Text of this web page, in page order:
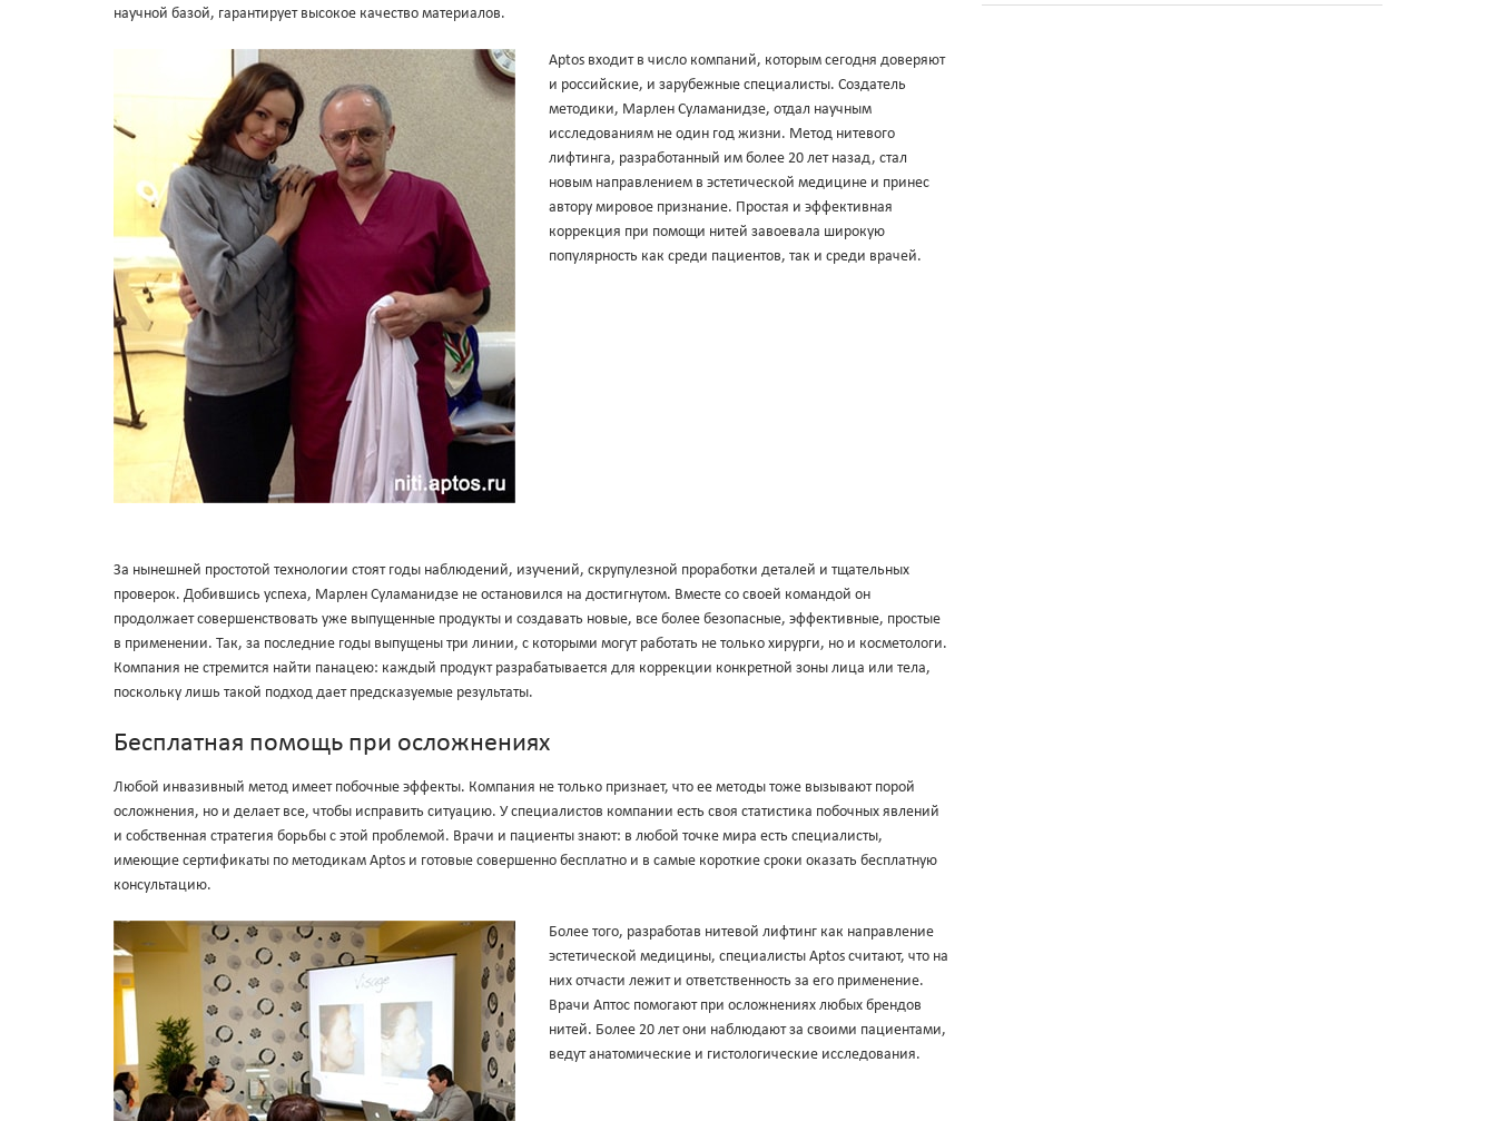
научной базой, гарантирует высокое качество материалов.
Aptos входит в число компаний, которым сегодня доверяют
и российские, и зарубежные специалисты. Создатель
методики, Марлен Суламанидзе, отдал научным
исследованиям не один год жизни. Метод нитевого
лифтинга, разработанный им более 20 лет назад, стал
новым направлением в эстетической медицине и принес
автору мировое признание. Простая и эффективная
коррекция при помощи нитей завоевала широкую
популярность как среди пациентов, так и среди врачей.
За нынешней простотой технологии стоят годы наблюдений, изучений, скрупулезной проработки деталей и тщательных
проверок. Добившись успеха, Марлен Суламанидзе не остановился на достигнутом. Вместе со своей командой он
продолжает совершенствовать уже выпущенные продукты и создавать новые, все более безопасные, эффективные, простые
в применении. Так, за последние годы выпущены три линии, с которыми могут работать не только хирурги, но и косметологи.
Компания не стремится найти панацею: каждый продукт разрабатывается для коррекции конкретной зоны лица или тела,
поскольку лишь такой подход дает предсказуемые результаты.
Бесплатная помощь при осложнениях
Любой инвазивный метод имеет побочные эффекты. Компания не только признает, что ее методы тоже вызывают порой
осложнения, но и делает все, чтобы исправить ситуацию. У специалистов компании есть своя статистика побочных явлений
и собственная стратегия борьбы с этой проблемой. Врачи и пациенты знают: в любой точке мира есть специалисты,
имеющие сертификаты по методикам Aptos и готовые совершенно бесплатно и в самые короткие сроки оказать бесплатную
консультацию.
Более того, разработав нитевой лифтинг как направление
эстетической медицины, специалисты Aptos считают, что на
них отчасти лежит и ответственность за его применение.
Врачи Аптос помогают при осложнениях любых брендов
нитей. Более 20 лет они наблюдают за своими пациентами,
ведут анатомические и гистологические исследования.